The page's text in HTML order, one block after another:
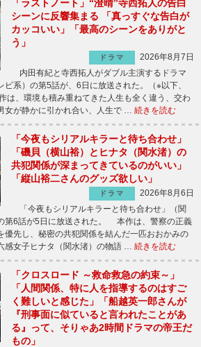
「ラストノート」“澄晴”寺西拓人の告白
シーンに反響集まる 「真っすぐな告白が
カッコいい」「最高のシーンをありがと
う」
ドラマ
2026年8月7日
内田有紀と寺西拓人がダブル主演するドラマ
ビ系）の第5話が、6日に放送された。（※以下、
、環境も積み重ねてきた人生も全く違う、交わ
女が静かに引かれ合い、人生で … 続きを読む
「今夜もシリアルキラーと待ち合わせ」
「磯貝（横山裕）とヒナタ（関水渚）の
共犯関係が深まってきているのがいい」
「縦山裕二さんのグッズ欲しい」
ドラマ
2026年8月6日
「今夜もシリアルキラーと待ち合わせ」（関
第6話が5日に放送された。 本作は、警察の正義
優先し、秘密の共犯関係を結んだ一匹おおかみの
感女子ヒナタ（関水渚）の物語 … 続きを読む
「クロスロード ～救命救急の約束～」
「人間関係、特に人を指導するのはすご
く難しいと感じた」「船越英一郎さんが
『刑事面に似ていると言われたことがあ
る』って、そりゃあ2時間ドラマの帝王だ
もの」